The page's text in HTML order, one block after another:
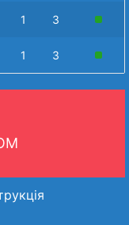
1 3
1 3